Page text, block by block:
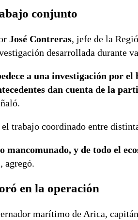
conjunto
José Contreras, jefe de la
desarrollada durante
a una investigación por
dan cuenta de la
trabajo coordinado entre
mancomunado, y de todo el
, agregó.
en la operación
marítimo de Arica,